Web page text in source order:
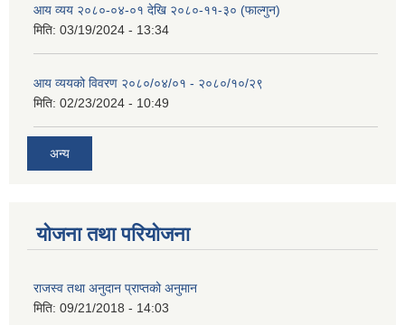
आय व्यय २०८०-०४-०१ देखि २०८०-११-३० (फाल्गुन)
मिति: 03/19/2024 - 13:34
आय व्ययको विवरण २०८०/०४/०१ - २०८०/१०/२९
मिति: 02/23/2024 - 10:49
अन्य
योजना तथा परियोजना
राजस्व तथा अनुदान प्राप्तको अनुमान
मिति: 09/21/2018 - 14:03